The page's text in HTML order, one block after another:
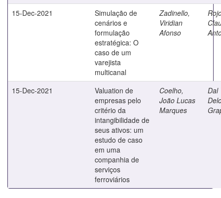
15-Dec-2021
Simulação de
cenários e
formulação
estratégica: O
caso de um
varejista
multicanal
Zadinello,
Viridian
Afonso
15-Dec-2021
Valuation de
empresas pelo
critério da
intangibilidade de
seus ativos: um
estudo de caso
em uma
companhia de
serviços
ferroviários
Coelho,
João Lucas
Marques
Dal